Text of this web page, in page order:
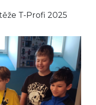
T-Profi 2025